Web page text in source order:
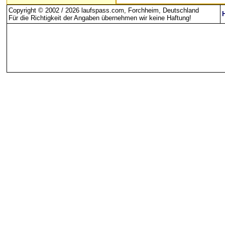
Copyright © 2002 / 2026 laufspass.com, Forchheim, Deutschland
Für die Richtigkeit der Angaben übernehmen wir keine Haftung!